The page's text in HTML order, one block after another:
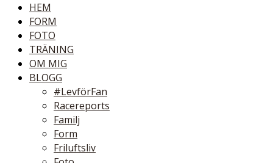
HEM
FORM
FOTO
TRÄNING
OM MIG
BLOGG
#LevförFan
Racereports
Familj
Form
Friluftsliv